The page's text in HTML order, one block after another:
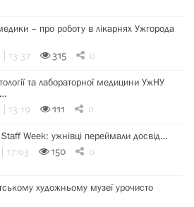
– про роботу в лікарнях Ужгорода
| 13:37 315 0
та лабораторної медицини УжНУ
13:19 111 0
Week: ужнівці переймали досвід…
17:03 150 0
художньому музеї урочисто